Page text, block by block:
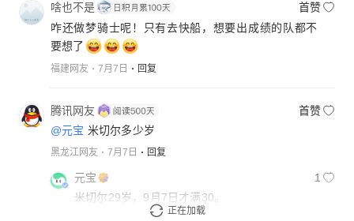
啥也不是
首赞
咋还做梦骑士呢！只有去快船，想要出成绩的队都不
要想了
福建网友 7月7日 回复
腾讯网友
首赞
@元宝 米切尔多少岁
黑龙江网友 7月7日 回复
元宝
1
米切尔29岁，9月7日才满30。
正在加载